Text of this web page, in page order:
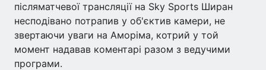
післяматчевої трансляції на Sky Sports Ширан
несподівано потрапив у об'єктив камери, не
звертаючи уваги на Аморіма, котрий у той
момент надавав коментарі разом з ведучими
програми.